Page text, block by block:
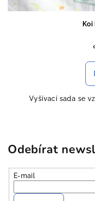
Vyšívací sada se
Odebírat
E-mail